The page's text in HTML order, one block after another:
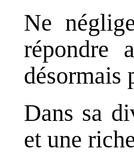
Ne
répondre
désormais
Dans sa
et une